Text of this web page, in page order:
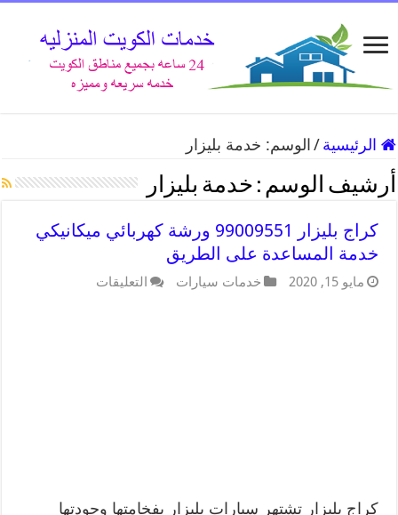
الرئيسية / الوسم: خدمة بليزار
أرشيف الوسم : خدمة بليزار
كراج بليزار 99009551 ورشة كهربائي ميكانيكي
خدمة المساعدة على الطريق
مايو 15, 2020 خدمات سيارات التعليقات
كراج بليزار تشتهر سيارات بليزار بفخامتها وجودتها